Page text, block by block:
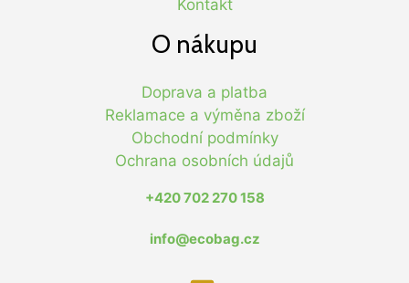
Kontakt
O nákupu
Doprava a platba
Reklamace a výměna zboží
Obchodní podmínky
Ochrana osobních údajů
+420 702 270 158
info@ecobag.cz